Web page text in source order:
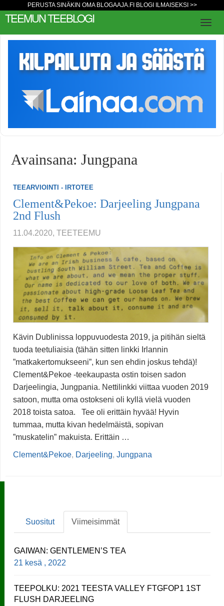
PERUSTA SINÄKIN OMA BLOGAAJA.FI BLOGI ILMAISEKSI >>
TEEMUN TEEBLOGI
Avainsana: Jungpana
TEEARVIOINTI - IRTOTEE
Clement&Pekoe: Darjeeling Jungpana
2nd Flush
11.04.2020, TEETEEMU
Kävin Dublinissa loppuvuodesta 2019, ja pitihän sieltä
tuoda teetuliaisia (tähän sitten linkki Irlannin
”matkakertomukseeni”, kun sen ehdin joskus tehdä)!
Clement&Pekoe -teekaupasta ostin toisen sadon
Darjeelingia, Jungpania. Nettilinkki viittaa vuoden 2019
satoon, mutta oma ostokseni oli kyllä vielä vuoden
2018 toista satoa. Tee oli erittäin hyvää! Hyvin
tummaa, mutta kivan hedelmäistä, sopivan
”muskatelin” makuista. Erittäin …
Clement&Pekoe, Darjeeling, Jungpana
Suositut Viimeisimmät
GAIWAN: GENTLEMEN’S TEA
21 kesä , 2022
TEEPOLKU: 2021 TEESTA VALLEY FTGFOP1 1ST
FLUSH DARJEELING